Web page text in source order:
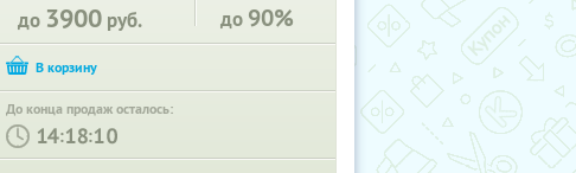
до 3900 руб. до 90%
До конца продаж осталось:
: :